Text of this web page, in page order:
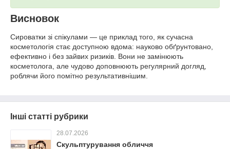
Висновок
Сироватки зі спікулами — це приклад того, як сучасна
косметологія стає доступною вдома: науково обґрунтовано,
ефективно і без зайвих ризиків. Вони не замінюють
косметолога, але чудово доповнюють регулярний догляд,
роблячи його помітно результативнішим.
Інші статті рубрики
28.07.2026
Скульптурування обличчя